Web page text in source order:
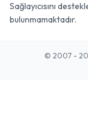
Sağlayıcısını
bulunmamaktadır.
© 2007 -